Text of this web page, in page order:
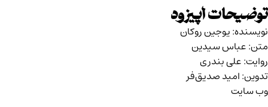
توضیحات اپیزود
نویسنده:يوجين روكان
متن: عباس سیدین
روایت: علی بندری
تدوین: امید صدیق‌فر
وب سایت